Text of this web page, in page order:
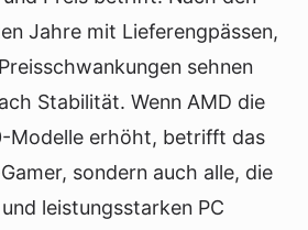
Jahre mit Lieferengpässen,
sehnen
Stabilität. Wenn AMD die
Modelle erhöht, betrifft das
sondern auch alle, die
leistungsstarken PC